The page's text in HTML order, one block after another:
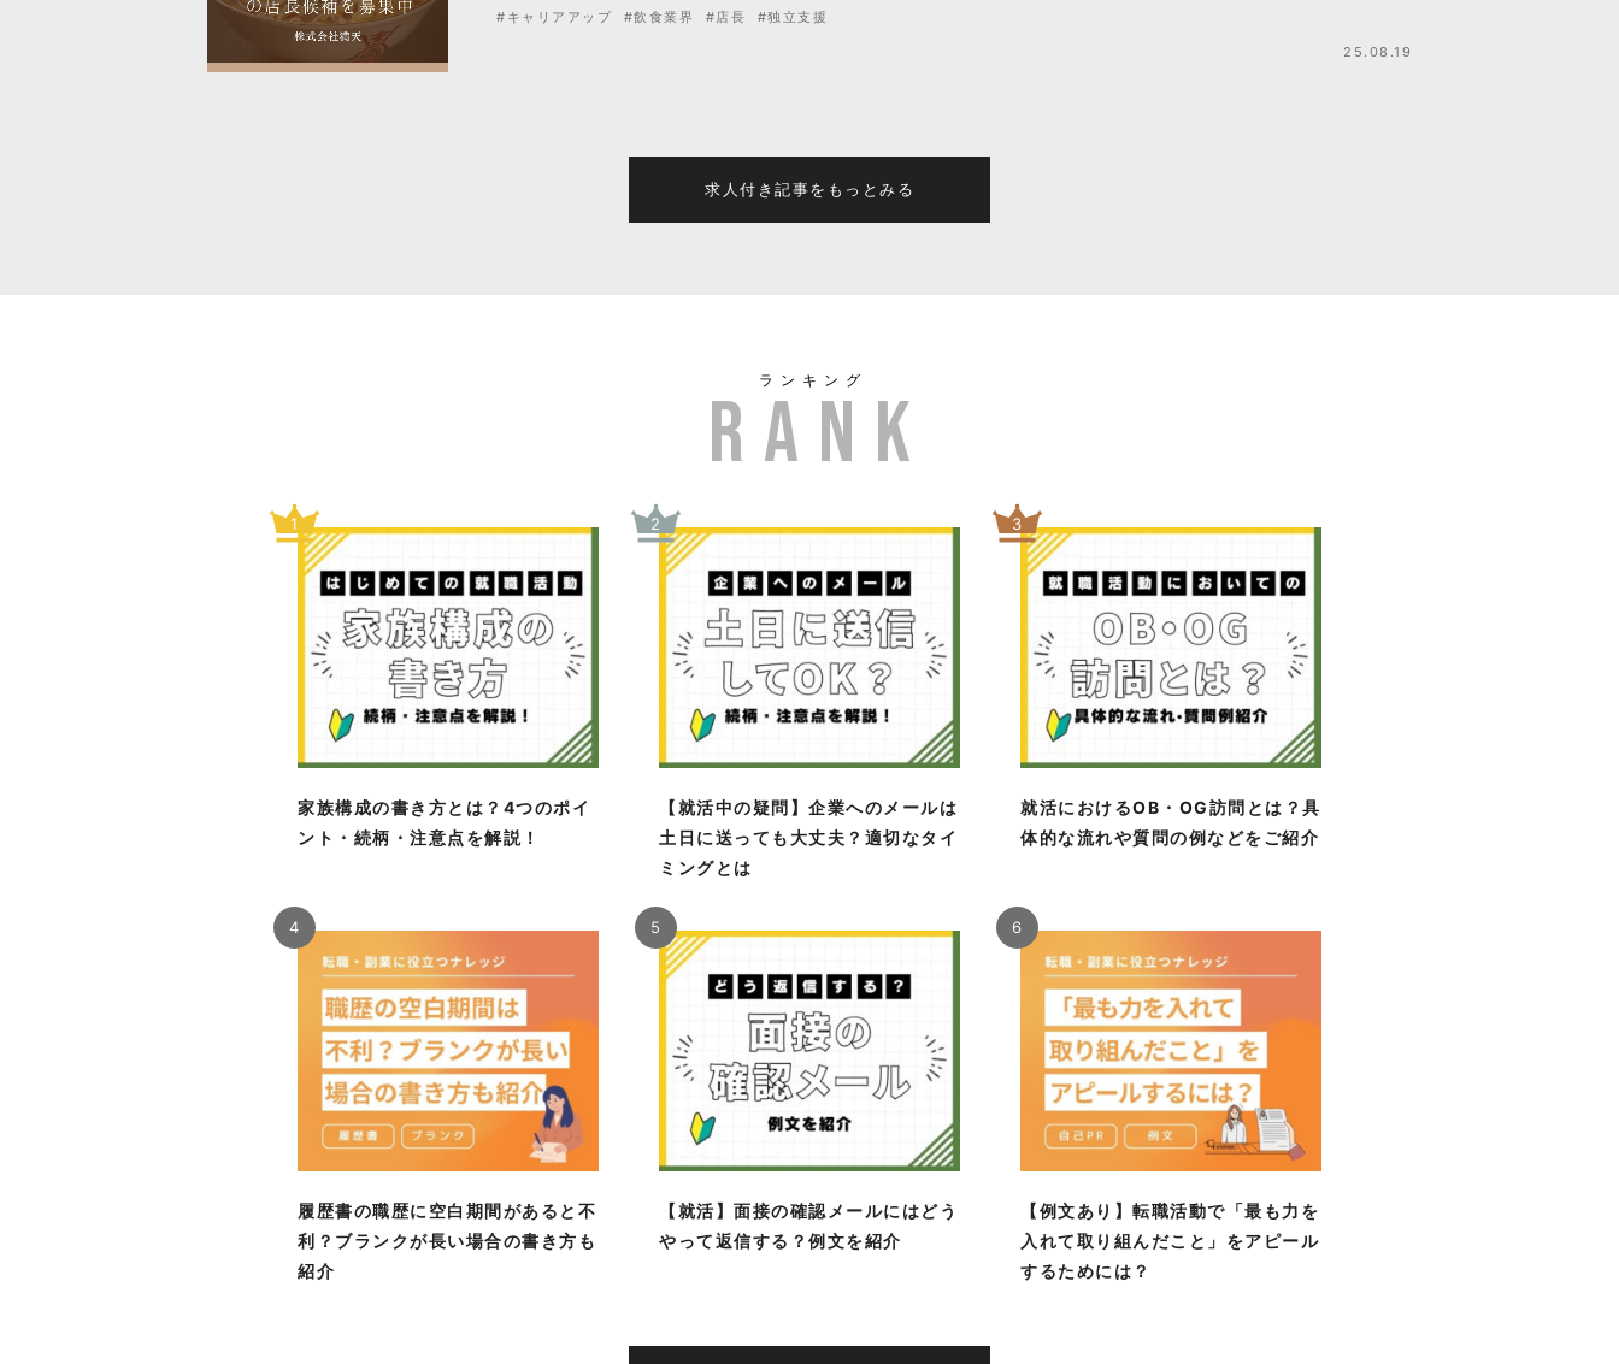
#キャリアアップ #飲食業界 #店長 #独立支援
25.08.19
求人付き記事をもっとみる
ランキング
家族構成の書き方とは？4つのポイ
ント・続柄・注意点を解説！
1
【就活中の疑問】企業へのメールは
土日に送っても大丈夫？適切なタイ
ミングとは
2
就活におけるOB・OG訪問とは？具
体的な流れや質問の例などをご紹介
3
履歴書の職歴に空白期間があると不
利？ブランクが長い場合の書き方も
紹介
4
【就活】面接の確認メールにはどう
やって返信する？例文を紹介
5
【例文あり】転職活動で「最も力を
入れて取り組んだこと」をアピール
するためには？
6